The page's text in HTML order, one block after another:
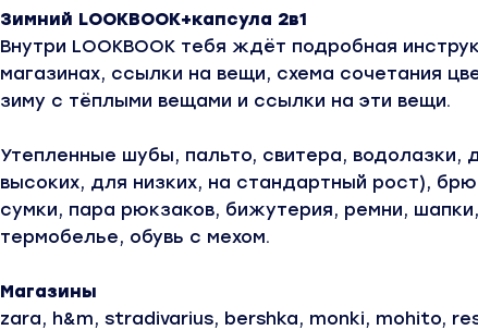
Зимний LOOKBOOK+капсула 2в1
Внутри LOOKBOOK тебя ждёт подробная
магазинах, ссылки на вещи, схема сочетания
зиму с тёплыми вещами и ссылки на эти вещи.
Утепленные шубы, пальто, свитера,
высоких, для низких, на стандартный рост),
сумки, пара рюкзаков, бижутерия, ремни,
термобелье, обувь с мехом.
Магазины
zara, h&m, stradivarius, bershka, monki, mohito,